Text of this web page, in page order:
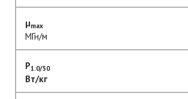
μmax
МГн/м
P1.0/50
Вт/кг